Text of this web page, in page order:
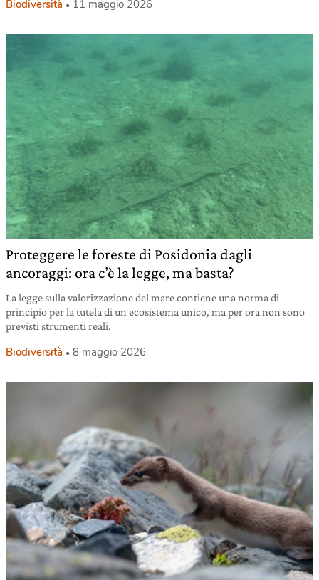
Biodiversità 11 maggio 2026
Proteggere le foreste di Posidonia dagli
ancoraggi: ora c’è la legge, ma basta?
La legge sulla valorizzazione del mare contiene una norma di
principio per la tutela di un ecosistema unico, ma per ora non sono
previsti strumenti reali.
Biodiversità 8 maggio 2026